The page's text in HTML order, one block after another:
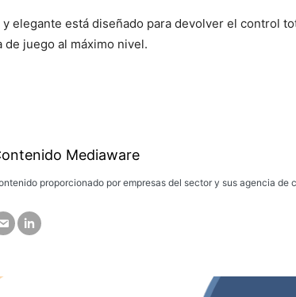
elegante está diseñado para devolver el control
juego al máximo nivel.
Mediaware
proporcionado por empresas del sector y sus agencia de